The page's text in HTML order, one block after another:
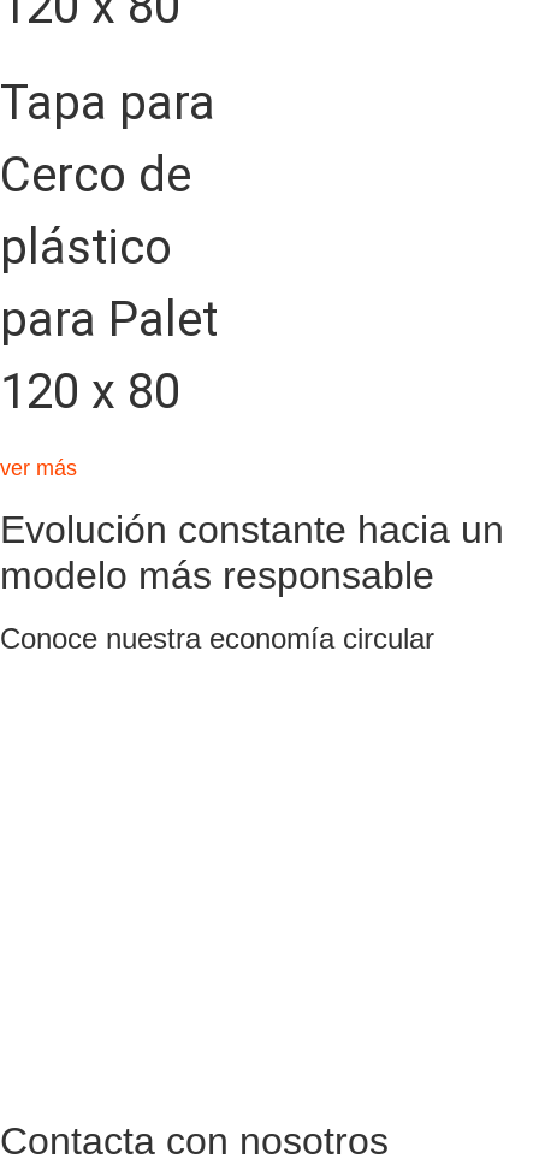
Tapa para
Cerco de
plástico
para Palet
120 x 80
ver más
Evolución constante hacia un
modelo más responsable
Conoce nuestra economía circular
Contacta con nosotros